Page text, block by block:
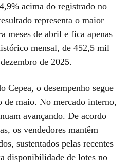
acima do registrado no
representa o maior
meses de abril e fica apenas
mensal, de 452,5 mil
de 2025.
Cepea, o desempenho segue
de maio. No mercado interno,
avançando. De acordo
os vendedores mantêm
sustentados pelas recentes
disponibilidade de lotes no